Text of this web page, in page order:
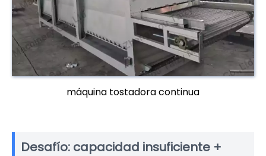
máquina tostadora continua
Desafío: capacidad insuficiente +